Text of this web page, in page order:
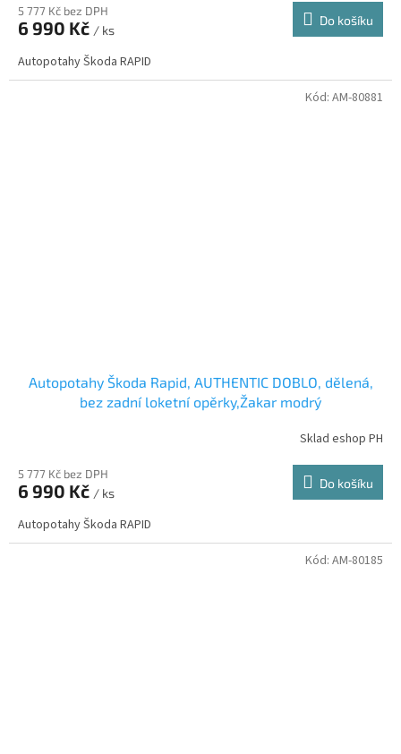
5 777 Kč bez DPH
6 990 Kč / ks
Do košíku
Autopotahy Škoda RAPID
Autopotahy Škoda Rapid, AUTHENTIC DOBLO, dělená,
bez zadní loketní opěrky,Žakar modrý
Sklad eshop PH
5 777 Kč bez DPH
6 990 Kč / ks
Do košíku
Autopotahy Škoda RAPID
Kód: AM-80881
Kód: AM-80185